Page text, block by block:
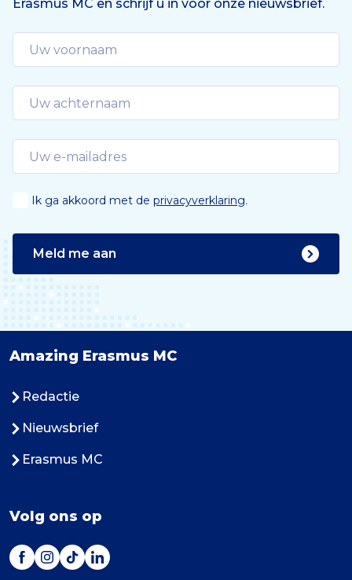
Erasmus MC en schrijf u in voor onze nieuwsbrief.
Ik ga akkoord met de privacyverklaring.
Meld me aan
Amazing Erasmus MC
Redactie
Nieuwsbrief
Erasmus MC
Volg ons op